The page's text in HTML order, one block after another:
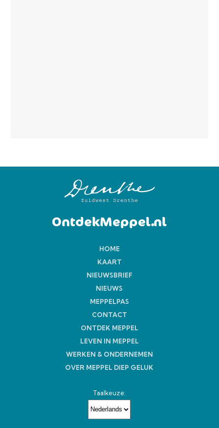
OntdekMeppel.nl
HOME
KAART
NIEUWSBRIEF
NIEUWS
MEPPELPAS
CONTACT
ONTDEK MEPPEL
LEVEN IN MEPPEL
WERKEN & ONDERNEMEN
OVER MEPPEL DIEP GELUK
Taalkeuze: